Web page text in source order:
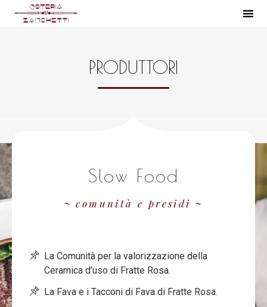
o
n
PRODUTTORI
Slow Food
comunità e presidi
La Comunità per la valorizzazione della
Ceramica d’uso di Fratte Rosa.
La Fava e i Tacconi di Fava di Fratte Rosa.